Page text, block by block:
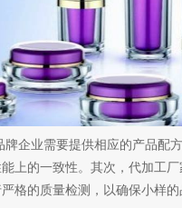
企业需要提供相应的产品配
上的一致性。其次，代加工
格的质量检测，以确保小样的